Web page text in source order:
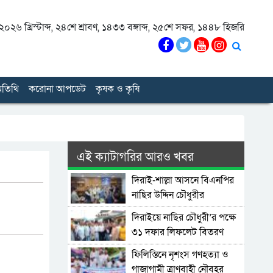
খ্রিস্টাব্দ, ২৪শে শ্রাবণ, ১৪৩৩ বঙ্গাব্দ, ২৫শে সফর, ১৪৪৮ হিজরি
করোনা আপডেট কৃষক ও কৃষি
এই ক্যাটাগরির আরও খবর
দিরাই-শাল্লা আসনে বিএনপির
নাছির উদ্দিন চৌধুরীর
মনোনয়নপত্র সংগ্রহ
দিরাইয়ে নাছির চৌধুরী’র পক্ষে
৩১ দফার লিফলেট বিতরণ
ফিলিস্তিনে নৃশংস গণহত্যা ও
গাজাগামী ত্রাণবাহী নৌবহর